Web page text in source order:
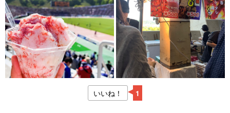
いいね！ 1